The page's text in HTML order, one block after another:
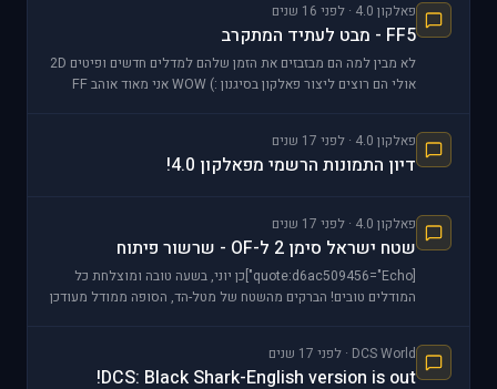
פאלקון 4.0 · לפני 16 שנים
FF5 - מבט לעתיד המתקרב
לא מבין למה הם מבזבזים את הזמן שלהם למדלים חדשים ופיטים 2D
אולי הם רוצים ליצור פאלקון בסיגנון :) WOW אני מאוד אוהב FF
פאלקון 4.0 · לפני 17 שנים
דיון התמונות הרשמי מפאלקון 4.0!
פאלקון 4.0 · לפני 17 שנים
שטח ישראל סימן 2 ל-OF - שרשור פיתוח
[quote:d6ac509456="Echo"]כן יוני, בשעה טובה ומוצלחת כל
המודלים טובים! הברקים מהשטח של מטל-הד, הסופה ממודל מעודכן
DCS World · לפני 17 שנים
DCS: Black Shark-English version is out!